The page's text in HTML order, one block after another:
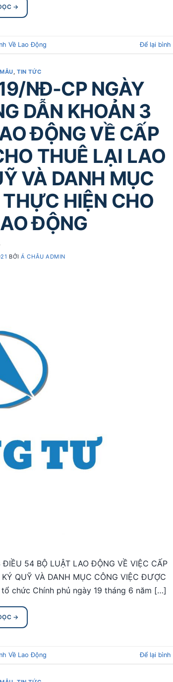
→
Về Lao Động Để lại bình
, TIN TỨC
NĐ-CP NGÀY
DẪN KHOẢN 3
ĐỘNG VỀ CẤP
THUÊ LẠI LAO
VÀ DANH MỤC
HIỆN CHO
ĐỘNG
BỞIÁ CHÂU ADMIN
54 BỘ LUẬT LAO ĐỘNG VỀ VIỆC CẤP
QUỸ VÀ DANH MỤC CÔNG VIỆC ĐƯỢC
chức Chính phủ ngày 19 tháng 6 năm […]
→
Về Lao Động Để lại bình